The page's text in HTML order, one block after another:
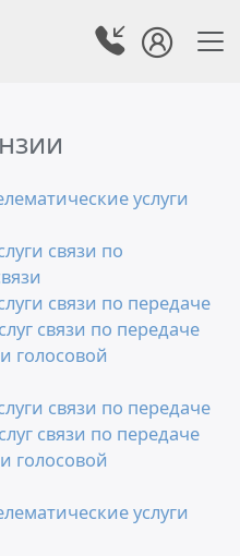
услуги
связи по
связи по передаче
связи по передаче
голосовой
связи по передаче
связи по передаче
голосовой
услуги